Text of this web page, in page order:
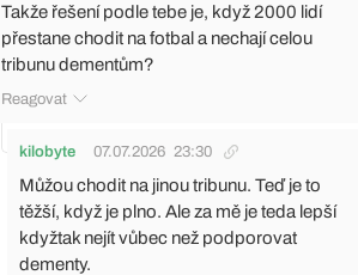
Takže řešení podle tebe je, když 2000 lidí
přestane chodit na fotbal a nechají celou
tribunu dementům?
Reagovat
kilobyte 07.07.2026 23:30
Můžou chodit na jinou tribunu. Teď je to
těžší, když je plno. Ale za mě je teda lepší
kdyžtak nejít vůbec než podporovat
dementy.